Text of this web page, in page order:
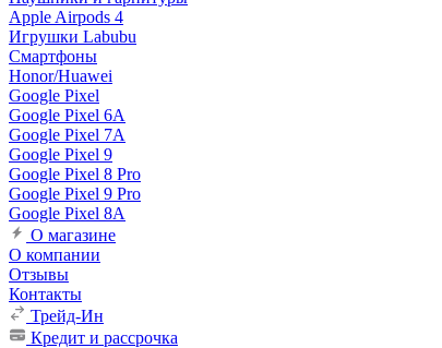
Apple Airpods 4
Игрушки Labubu
Смартфоны
Honor/Huawei
Google Pixel
Google Pixel 6A
Google Pixel 7А
Google Pixel 9
Google Pixel 8 Pro
Google Pixel 9 Pro
Google Pixel 8A
О магазине
О компании
Отзывы
Контакты
Трейд-Ин
Кредит и рассрочка